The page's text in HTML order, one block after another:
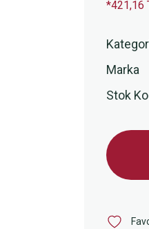
*421,16
Marka
Stok